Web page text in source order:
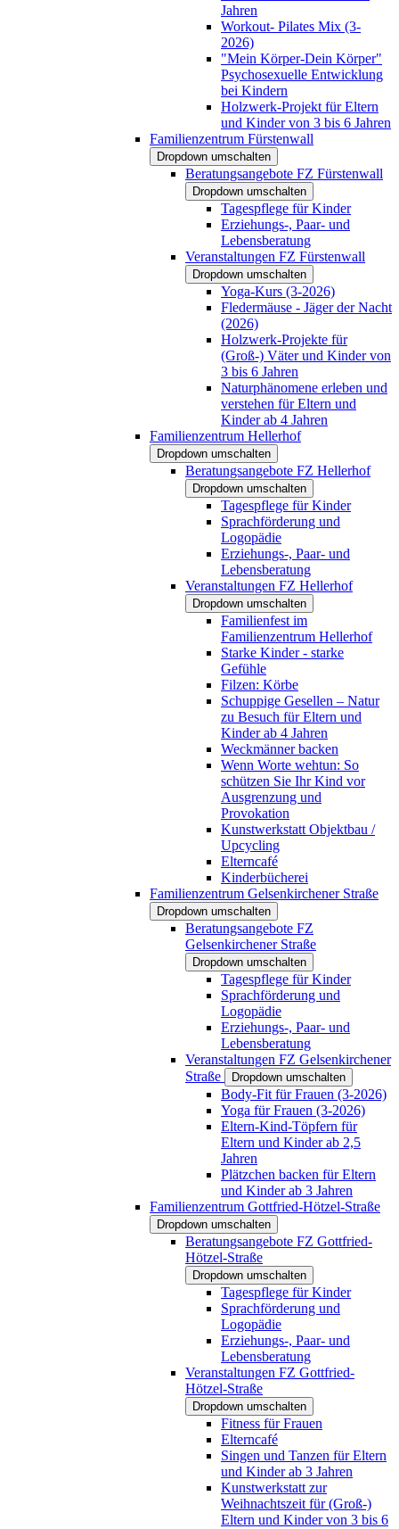
Jahren
Workout- Pilates Mix (3-
2026)
"Mein Körper-Dein Körper"
Psychosexuelle Entwicklung
bei Kindern
Holzwerk-Projekt für Eltern
und Kinder von 3 bis 6 Jahren
Familienzentrum Fürstenwall
Dropdown umschalten
Beratungsangebote FZ Fürstenwall
Dropdown umschalten
Tagespflege für Kinder
Erziehungs-, Paar- und
Lebensberatung
Veranstaltungen FZ Fürstenwall
Dropdown umschalten
Yoga-Kurs (3-2026)
Fledermäuse - Jäger der Nacht
(2026)
Holzwerk-Projekte für
(Groß-) Väter und Kinder von
3 bis 6 Jahren
Naturphänomene erleben und
verstehen für Eltern und
Kinder ab 4 Jahren
Familienzentrum Hellerhof
Dropdown umschalten
Beratungsangebote FZ Hellerhof
Dropdown umschalten
Tagespflege für Kinder
Sprachförderung und
Logopädie
Erziehungs-, Paar- und
Lebensberatung
Veranstaltungen FZ Hellerhof
Dropdown umschalten
Familienfest im
Familienzentrum Hellerhof
Starke Kinder - starke
Gefühle
Filzen: Körbe
Schuppige Gesellen – Natur
zu Besuch für Eltern und
Kinder ab 4 Jahren
Weckmänner backen
Wenn Worte wehtun: So
schützen Sie Ihr Kind vor
Ausgrenzung und
Provokation
Kunstwerkstatt Objektbau /
Upcycling
Elterncafé
Kinderbücherei
Familienzentrum Gelsenkirchener Straße
Dropdown umschalten
Beratungsangebote FZ
Gelsenkirchener Straße
Dropdown umschalten
Tagespflege für Kinder
Sprachförderung und
Logopädie
Erziehungs-, Paar- und
Lebensberatung
Veranstaltungen FZ Gelsenkirchener
Straße
Dropdown umschalten
Body-Fit für Frauen (3-2026)
Yoga für Frauen (3-2026)
Eltern-Kind-Töpfern für
Eltern und Kinder ab 2,5
Jahren
Plätzchen backen für Eltern
und Kinder ab 3 Jahren
Familienzentrum Gottfried-Hötzel-Straße
Dropdown umschalten
Beratungsangebote FZ Gottfried-
Hötzel-Straße
Dropdown umschalten
Tagespflege für Kinder
Sprachförderung und
Logopädie
Erziehungs-, Paar- und
Lebensberatung
Veranstaltungen FZ Gottfried-
Hötzel-Straße
Dropdown umschalten
Fitness für Frauen
Elterncafé
Singen und Tanzen für Eltern
und Kinder ab 3 Jahren
Kunstwerkstatt zur
Weihnachtszeit für (Groß-)
Eltern und Kinder von 3 bis 6